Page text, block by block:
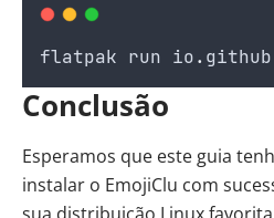
flatpak run io. github
Conclusão
Esperamos que este guia
instalar o EmojiClu com